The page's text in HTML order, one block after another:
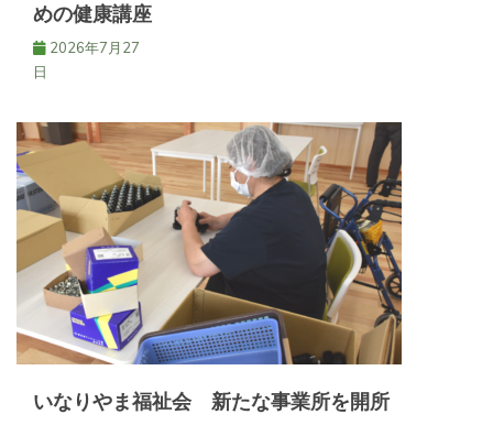
めの健康講座
2026年7月27
日
いなりやま福祉会 新たな事業所を開所